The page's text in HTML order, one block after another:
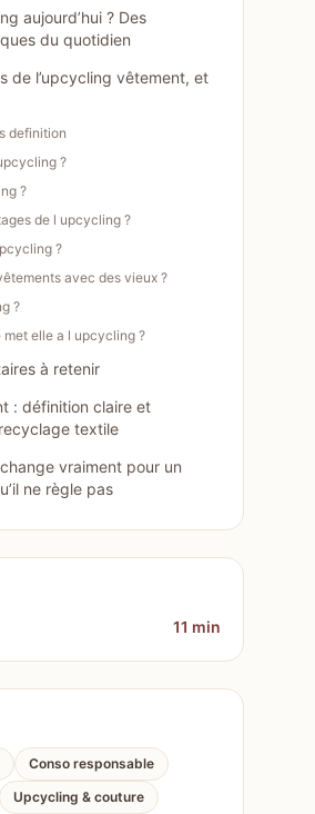
aujourd’hui ? Des
du quotidien
de l’upcycling vêtement, et
definition
?
?
de l upcycling ?
?
avec des vieux ?
?
met elle a l upcycling ?
à retenir
: définition claire et
textile
vraiment pour un
ne règle pas
11 min
Conso responsable
Upcycling & couture